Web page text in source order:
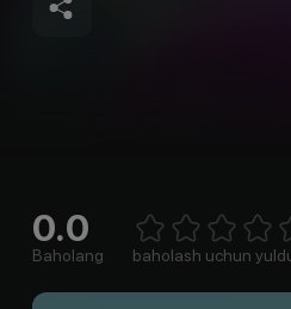
0.0
Baholang 1 Star2 Stars3 Stars4 Stars
5
baholash uchun